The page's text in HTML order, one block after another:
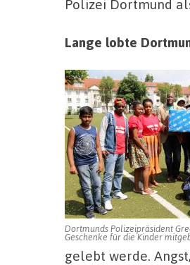
Polizei Dortmund
Lange lobte
Dortmunds Polizeipräsident
Geschenke für die Kinder
gelebt werde.